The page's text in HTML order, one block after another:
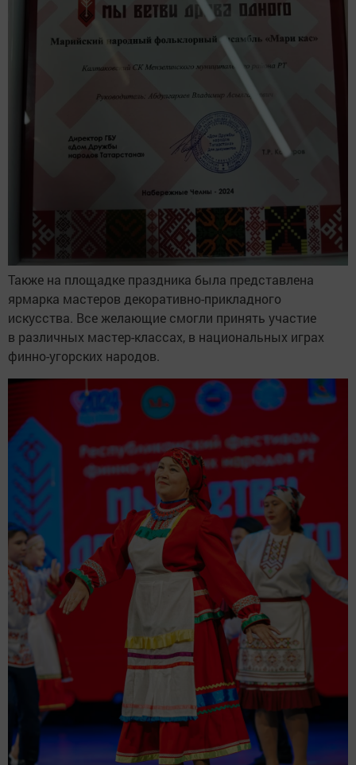
Также на площадке праздника была представлена
ярмарка мастеров декоративно-прикладного
искусства. Все желающие смогли принять участие
в различных мастер-классах, в национальных играх
финно-угорских народов.